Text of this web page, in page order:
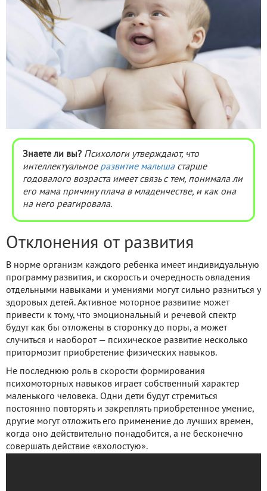
Знаете ли вы? Психологи утверждают, что
интеллектуальное развитие малышастарше
годовалого возраста имеет связь с тем, понимала ли
его мама причину плача в младенчестве, и как она
на него реагировала.
Отклонения от развития
В норме организм каждого ребенка имеет индивидуальную
программу развития, и скорость и очередность овладения
отдельными навыками и умениями могут сильно разниться у
здоровых детей. Активное моторное развитие может
привести к тому, что эмоциональный и речевой спектр
будут как бы отложены в сторонку до поры, а может
случиться и наоборот — психическое развитие несколько
притормозит приобретение физических навыков.
Не последнюю роль в скорости формирования
психомоторных навыков играет собственный характер
маленького человека. Одни дети будут стремиться
постоянно повторять и закреплять приобретенное умение,
другие могут отложить его применение до лучших времен,
когда оно действительно понадобится, а не бесконечно
совершать действие «вхолостую».